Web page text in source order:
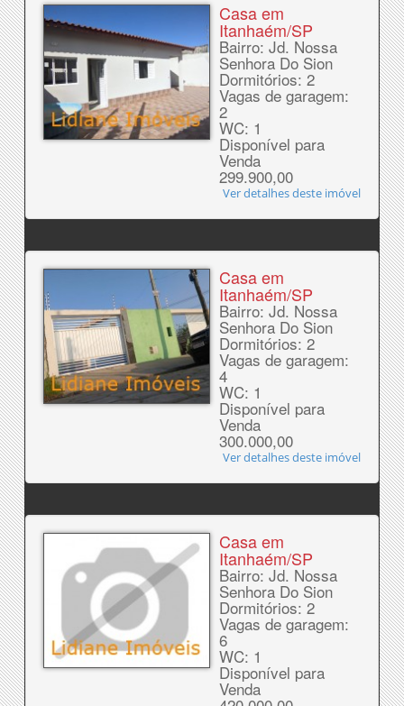
Casa em
Itanhaém/SP
Bairro: Jd. Nossa
Senhora Do Sion
Dormitórios: 2
Vagas de garagem:
2
WC: 1
Disponível para
Venda
299.900,00
Ver detalhes deste imóvel
Casa em
Itanhaém/SP
Bairro: Jd. Nossa
Senhora Do Sion
Dormitórios: 2
Vagas de garagem:
4
WC: 1
Disponível para
Venda
300.000,00
Ver detalhes deste imóvel
Casa em
Itanhaém/SP
Bairro: Jd. Nossa
Senhora Do Sion
Dormitórios: 2
Vagas de garagem:
6
WC: 1
Disponível para
Venda